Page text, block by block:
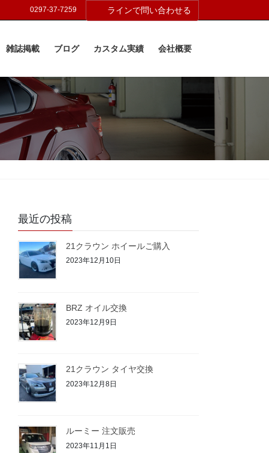
0297-37-7259 ラインで問い合わせる
雑誌掲載 ブログ カスタム実績 会社概要
最近の投稿
21クラウン ホイールご購入
2023年12月10日
BRZ オイル交換
2023年12月9日
21クラウン タイヤ交換
2023年12月8日
ルーミー 注文販売
2023年11月1日